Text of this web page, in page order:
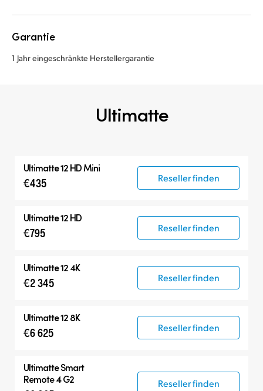
Garantie
1 Jahr eingeschränkte Herstellergarantie
Ultimatte
Ultimatte 12 HD Mini
€435 Reseller finden
Ultimatte 12 HD
€795 Reseller finden
Ultimatte 12 4K
€2 345 Reseller finden
Ultimatte 12 8K
€6 625 Reseller finden
Ultimatte Smart
Remote 4 G2
Reseller finden